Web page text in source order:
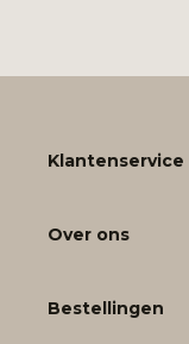
Klantenservice
Over ons
Bestellingen